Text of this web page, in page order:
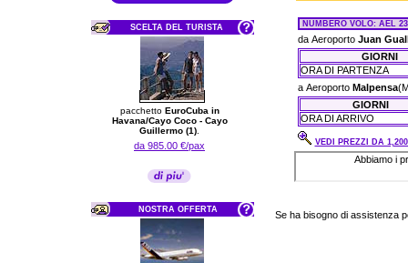
SCELTA DEL TURISTA
pacchetto EuroCuba in
Havana/Cayo Coco - Cayo
Guillermo (1)
da 985.00 €/pax
NOSTRA OFFERTA
NUMBERO VOLO: AEL
da Aeroporto Juan
GIORNI
ORA DI PARTENZA
a Aeroporto Malpensa
GIORNI
ORA DI ARRIVO
VEDI PREZZI DA
Se ha bisogno di assistenza